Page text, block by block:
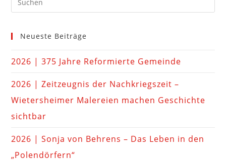
Neueste Beiträge
2026 | 375 Jahre Reformierte Gemeinde
2026 | Zeitzeugnis der Nachkriegszeit –
Wietersheimer Malereien machen Geschichte
sichtbar
2026 | Sonja von Behrens – Das Leben in den
„Polendörfern“